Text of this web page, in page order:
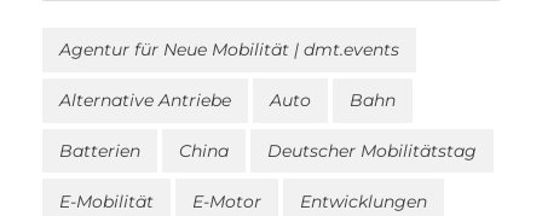
Agentur für Neue Mobilität | dmt.events
Alternative Antriebe Auto Bahn
Batterien China Deutscher Mobilitätstag
E-Mobilität E-Motor Entwicklungen